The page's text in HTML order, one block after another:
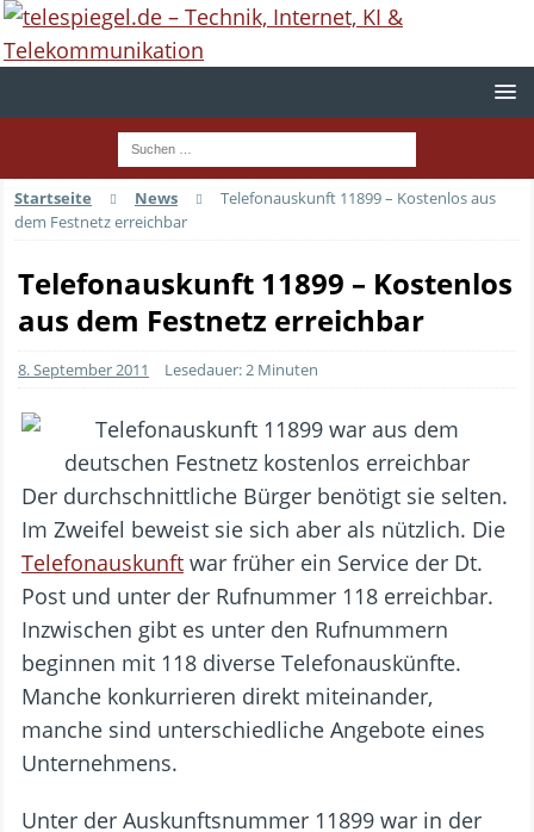
Startseite News
Telefonauskunft 11899 – Kostenlos aus
dem Festnetz erreichbar
Telefonauskunft 11899 – Kostenlos
aus dem Festnetz erreichbar
8. September 2011 Lesedauer: 2 Minuten
Der durchschnittliche Bürger benötigt sie selten.
Im Zweifel beweist sie sich aber als nützlich. Die
Telefonauskunft war früher ein Service der Dt.
Post und unter der Rufnummer 118 erreichbar.
Inzwischen gibt es unter den Rufnummern
beginnen mit 118 diverse Telefonauskünfte.
Manche konkurrieren direkt miteinander,
manche sind unterschiedliche Angebote eines
Unternehmens.
Unter der Auskunftsnummer 11899 war in der